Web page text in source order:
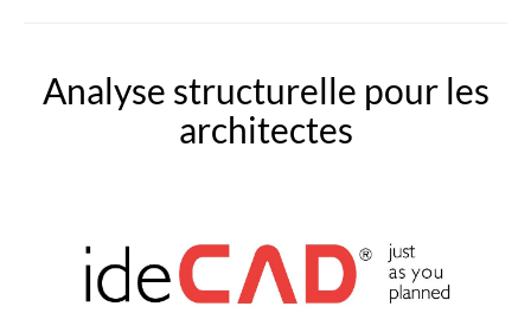
Analyse structurelle pour les
architectes